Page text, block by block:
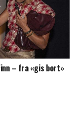
– fra «gis bort»